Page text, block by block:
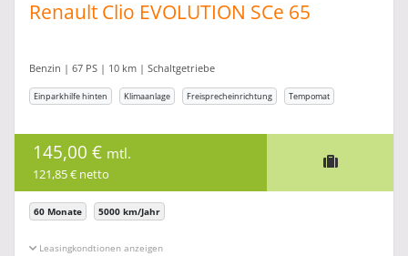
Renault Clio EVOLUTION SCe 65
Benzin | 67 PS | 10 km | Schaltgetriebe
Einparkhilfe hinten Klimaanlage Freisprecheinrichtung Tempomat
145,00 € mtl.
121,85 € netto
60 Monate 5000 km/Jahr
Leasingkonditionen ein-/ausblenden